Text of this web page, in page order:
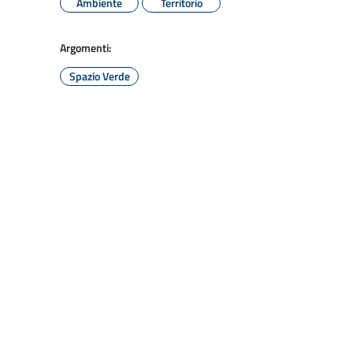
Argomenti:
Spazio Verde